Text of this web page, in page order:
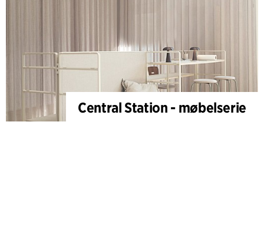
Central Station - møbelserie